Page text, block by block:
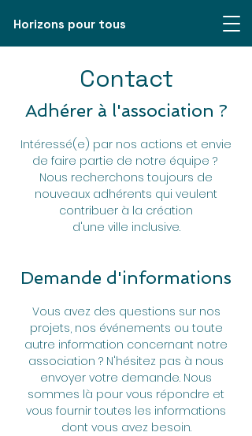
Horizons pour tous
Contact
Adhérer à l'association ?
Intéressé(e) par nos actions et envie
de faire partie de notre équipe ?
Nous recherchons toujours de
nouveaux adhérents qui veulent
contribuer à la création
d'une ville inclusive.
Demande d'informations
Vous avez des questions sur nos
projets, nos événements ou toute
autre information concernant notre
association ? N'hésitez pas à nous
envoyer votre demande. Nous
sommes là pour vous répondre et
vous fournir toutes les informations
dont vous avez besoin.